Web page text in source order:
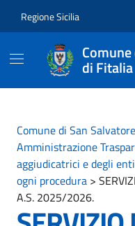
Regione Sicilia
di Fitalia
Comune di San
Amministrazione
aggiudicatrici e degli
ogni procedura >
A.S. 2025/2026.